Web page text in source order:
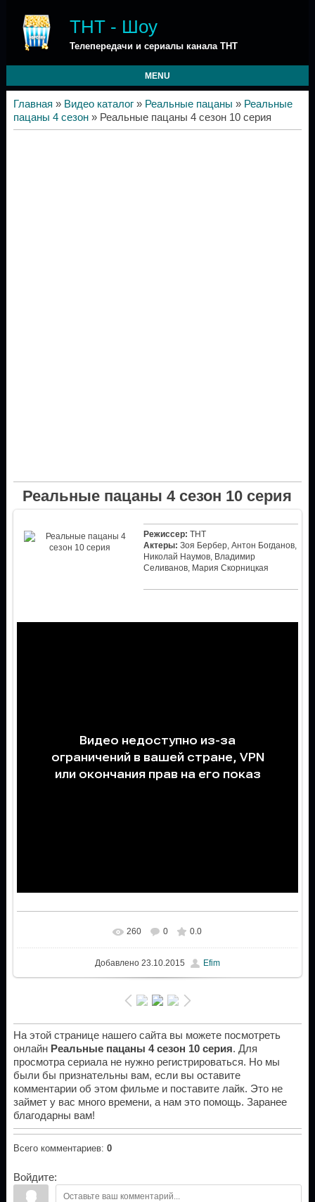
ТНТ - Шоу
Телепередачи и сериалы канала ТНТ
MENU
Главная » Видео каталог» Реальные пацаны » Реальные
пацаны 4 сезон» Реальные пацаны 4 сезон 10 серия
Реальные пацаны 4 сезон 10 серия
Режиссер: ТНТ
Актеры: Зоя Бербер, Антон Богданов,
Николай Наумов, Владимир
Селиванов, Мария Скорницкая
260 0 0.0
Добавлено23.10.2015 Efim
На этой странице нашего сайта вы можете посмотреть
онлайн Реальные пацаны 4 сезон 10 серия. Для
просмотра сериала не нужно регистрироваться. Но мы
были бы признательны вам, если вы оставите
комментарии об этом фильме и поставите лайк. Это не
займет у вас много времени, а нам это помощь. Заранее
благодарны вам!
Всего комментариев: 0
Войдите: